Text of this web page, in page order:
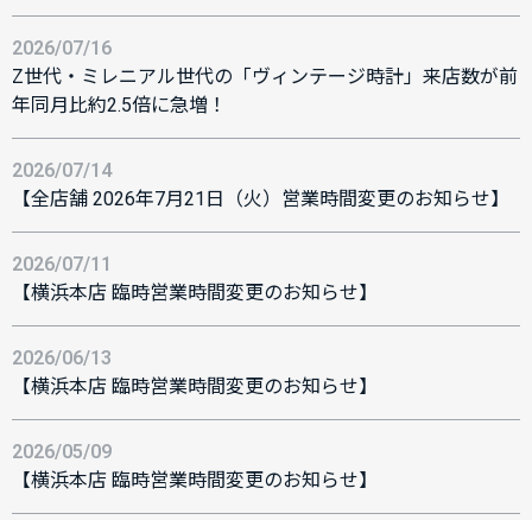
2026/07/16
Z世代・ミレニアル世代の「ヴィンテージ時計」来店数が前
年同月比約2.5倍に急増！
2026/07/14
【全店舗 2026年7月21日（火）営業時間変更のお知らせ】
2026/07/11
【横浜本店 臨時営業時間変更のお知らせ】
2026/06/13
【横浜本店 臨時営業時間変更のお知らせ】
2026/05/09
【横浜本店 臨時営業時間変更のお知らせ】